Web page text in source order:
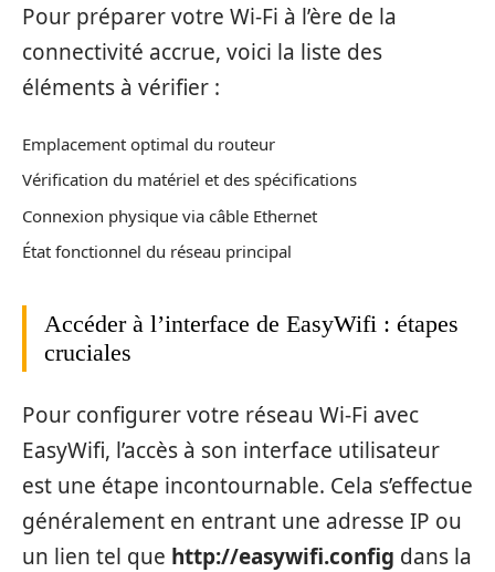
Pour préparer votre Wi-Fi à l’ère de la
connectivité accrue, voici la liste des
éléments à vérifier :
Emplacement optimal du routeur
Vérification du matériel et des spécifications
Connexion physique via câble Ethernet
État fonctionnel du réseau principal
Accéder à l’interface de EasyWifi : étapes
cruciales
Pour configurer votre réseau Wi-Fi avec
EasyWifi, l’accès à son interface utilisateur
est une étape incontournable. Cela s’effectue
généralement en entrant une adresse IP ou
un lien tel que http://easywifi.config dans la